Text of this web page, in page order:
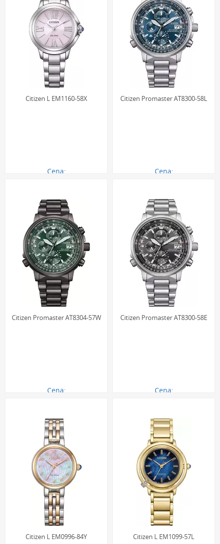
Citizen L EM1160-58X
Cena:
Citizen Promaster AT8300-58L
Cena:
Citizen Promaster AT8304-57W
Cena:
Citizen Promaster AT8300-58E
Cena:
Citizen L EM0996-84Y Citizen L EM1099-57L